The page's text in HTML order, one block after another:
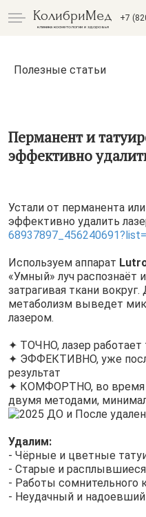
КолибриМед
клиника косметологии и здоровья
+7
Полезные статьи
Перманент и
эффективно
Устали от перманента
эффективно удалить
Используем аппарат
«Умный» луч распознаёт
затрагивая ткани
метаболизм выведет
лазером.
✦ ТОЧНО, лазер работает
✦ ЭФФЕКТИВНО, уже
результат
✦ КОМФОРТНО, во время
двумя методами,
Удалим:
- Чёрные и цветные
- Старые и
- Работы сомнительного
- Неудачный и